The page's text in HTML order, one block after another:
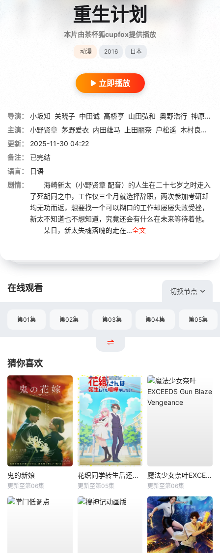
重生计划
本片由茶杯狐cupfox提供播放
动漫 2016 日本
立即播放
导演： 小坂知 关晓子 中田诚 高桥亨 山田弘和 奥野浩行 神原敏昭
主演：
小野贤章 茅野爱衣 内田雄马 上田丽奈 户松遥 木村良平
更新：
2025-11-30 04:22
备注：
已完结
语言：
日语
剧情：
海崎新太（小野贤章 配音）的人生在二十七岁之时走入
了死胡同之中，工作仅三个月就选择辞职，两次参加考研却
均无功而返，想要找一个可以糊口的工作却屡屡失败受挫，
新太不知道也不想知道，究竟还会有什么在未来等待着他。
某日，新太失魂落魄的走在...全文
在线观看 切换节点
第01集 第02集 第03集 第04集 第05集
猜你喜欢
鬼的新娘
更新至第06集
花织同学转生后还是想干架
更新至第05集
魔法少女奈叶EXCEEDS Gun Blaze Vengeance
更新至第06集